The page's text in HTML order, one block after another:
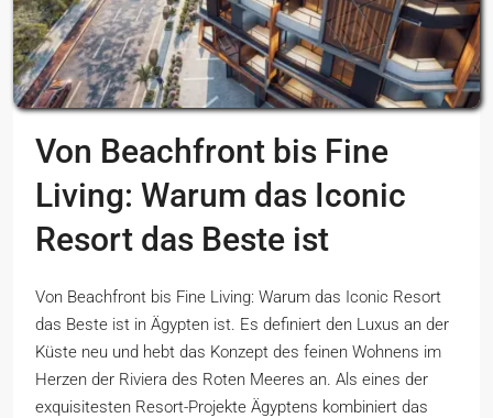
Von Beachfront bis Fine
Living: Warum das Iconic
Resort das Beste ist
Von Beachfront bis Fine Living: Warum das Iconic Resort
das Beste ist in Ägypten ist. Es definiert den Luxus an der
Küste neu und hebt das Konzept des feinen Wohnens im
Herzen der Riviera des Roten Meeres an. Als eines der
exquisitesten Resort-Projekte Ägyptens kombiniert das